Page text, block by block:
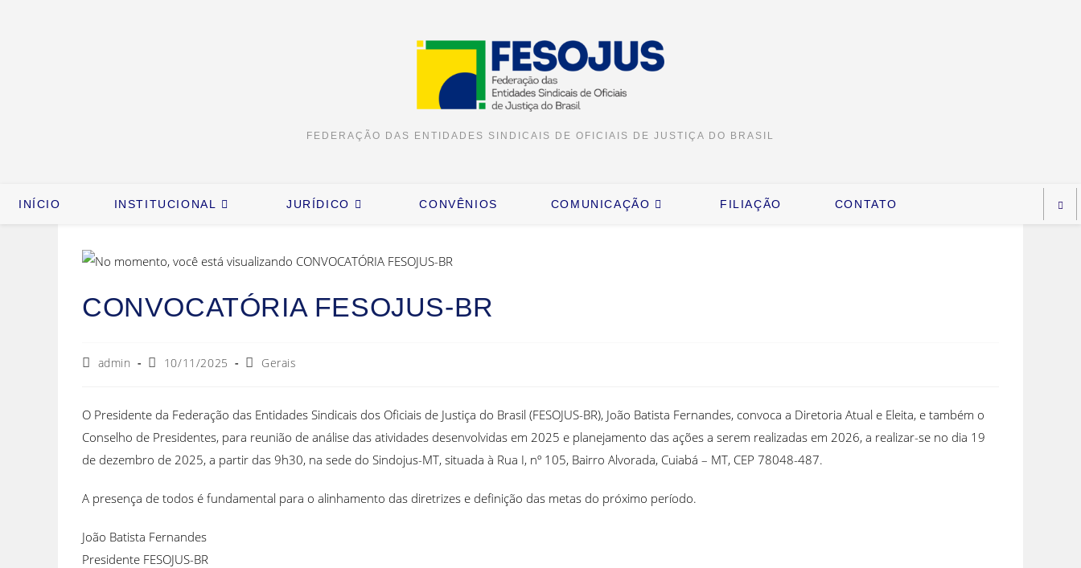
FEDERAÇÃO DAS ENTIDADES SINDICAIS DE OFICIAIS DE JUSTIÇA DO BRASIL
INÍCIO INSTITUCIONAL JURÍDICO CONVÊNIOS COMUNICAÇÃO FILIAÇÃO CONTATO
CONVOCATÓRIA FESOJUS-BR
admin 10/11/2025 Gerais
O Presidente da Federação das Entidades Sindicais dos Oficiais de Justiça do Brasil (FESOJUS-BR), João Batista Fernandes, convoca a Diretoria Atual e Eleita, e também o
Conselho de Presidentes, para reunião de análise das atividades desenvolvidas em 2025 e planejamento das ações a serem realizadas em 2026, a realizar-se no dia 19
de dezembro de 2025, a partir das 9h30, na sede do Sindojus-MT, situada à Rua I, nº 105, Bairro Alvorada, Cuiabá – MT, CEP 78048-487.
A presença de todos é fundamental para o alinhamento das diretrizes e definição das metas do próximo período.
João Batista Fernandes
Presidente FESOJUS-BR